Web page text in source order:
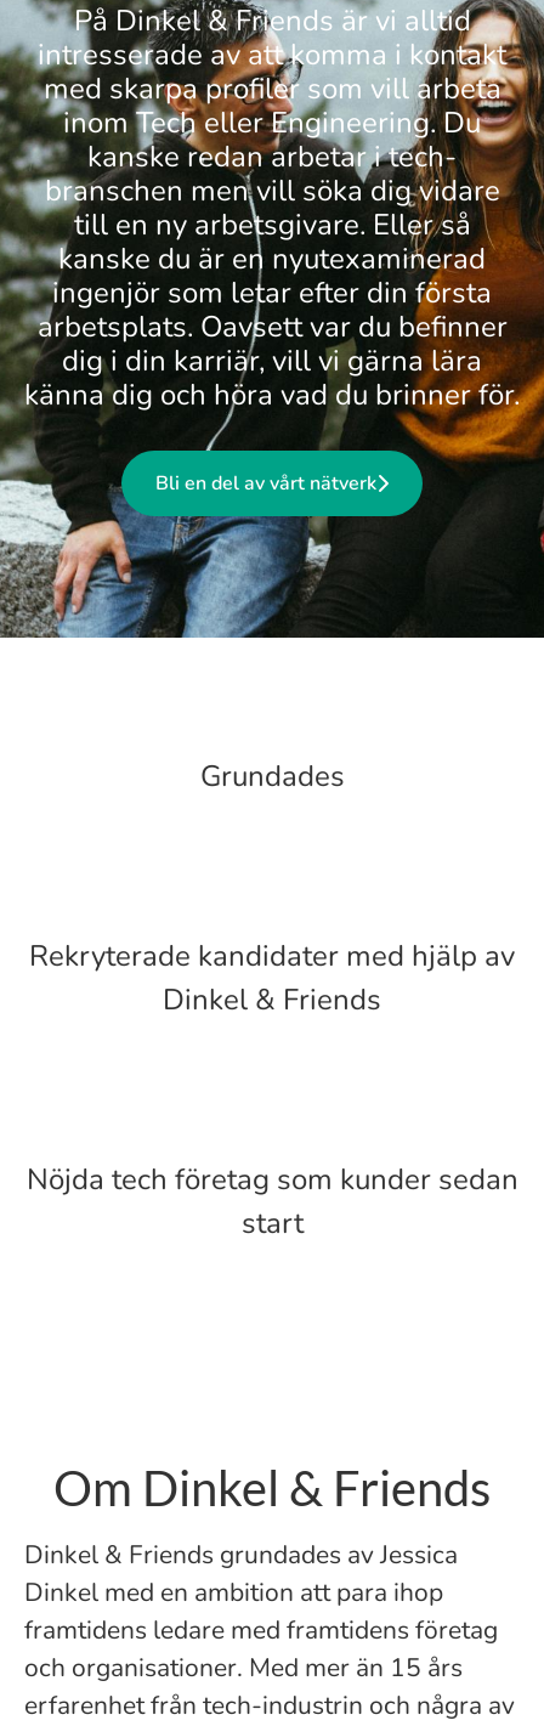
På Dinkel & Friends är vi alltid
intresserade av att komma i kontakt
med skarpa profiler som vill arbeta
inom Tech eller Engineering. Du
kanske redan arbetar i tech-
branschen men vill söka dig vidare
till en ny arbetsgivare. Eller så
kanske du är en nyutexaminerad
ingenjör som letar efter din första
arbetsplats. Oavsett var du befinner
dig i din karriär, vill vi gärna lära
känna dig och höra vad du brinner för.
Bli en del av vårt nätverk
Grundades
Rekryterade kandidater med hjälp av
Dinkel & Friends
Nöjda tech företag som kunder sedan
start
Om Dinkel & Friends
Dinkel & Friends grundades av Jessica
Dinkel med en ambition att para ihop
framtidens ledare med framtidens företag
och organisationer. Med mer än 15 års
erfarenhet från tech-industrin och några av